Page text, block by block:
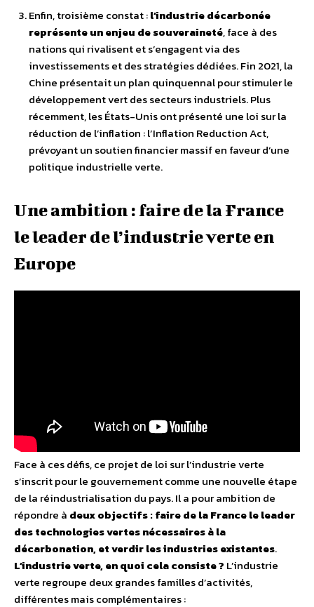
Enfin, troisième constat :l’industrie décarbonée
représente un enjeu de souveraineté, face à des
nations qui rivalisent et s’engagent via des
investissements et des stratégies dédiées. Fin 2021, la
Chine présentait un plan quinquennal pour stimuler le
développement vert des secteurs industriels. Plus
récemment, les États-Unis ont présenté une loi sur la
réduction de l’inflation : l’Inflation Reduction Act,
prévoyant un soutien financier massif en faveur d’une
politique industrielle verte.
Une ambition : faire de la France
le leader de l’industrie verte en
Europe
Face à ces défis, ce projet de loi sur l’industrie verte
s’inscrit pour le gouvernement comme une nouvelle étape
de la réindustrialisation du pays. Il a pour ambition de
répondre à deux objectifs : faire de la France le leader
des technologies vertes nécessaires à la
décarbonation, et verdir les industries existantes.
L’industrie verte, en quoi cela consiste ? L’industrie
verte regroupe deux grandes familles d’activités,
différentes mais complémentaires :